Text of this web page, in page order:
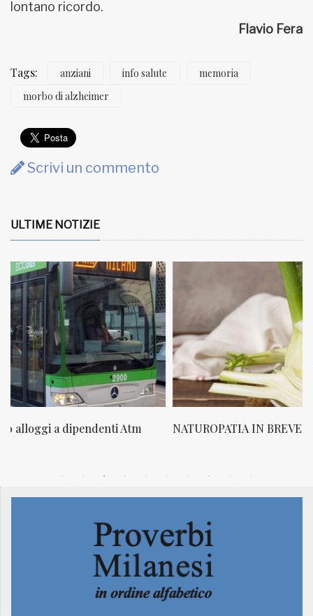
lontano ricordo.
Flavio Fera
Tags: anziani info salute
memoria
morbo di alzheimer
Scrivi un commento
ULTIME NOTIZIE
NATUROPATIA IN BREVE 20/01